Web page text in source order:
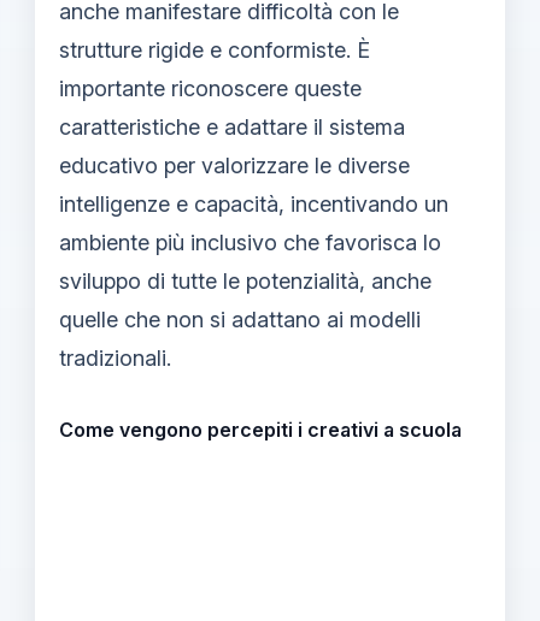
anche manifestare difficoltà con le
strutture rigide e conformiste. È
importante riconoscere queste
caratteristiche e adattare il sistema
educativo per valorizzare le diverse
intelligenze e capacità, incentivando un
ambiente più inclusivo che favorisca lo
sviluppo di tutte le potenzialità, anche
quelle che non si adattano ai modelli
tradizionali.
Come vengono percepiti i creativi a scuola